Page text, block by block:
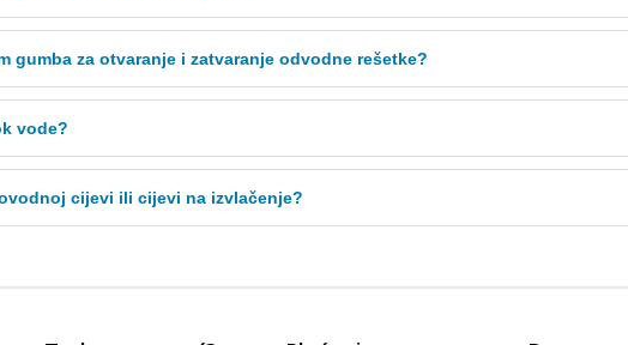
gumba za otvaranje i zatvaranje odvodne rešetke?
vode?
cijevi ili cijevi na izvlačenje?